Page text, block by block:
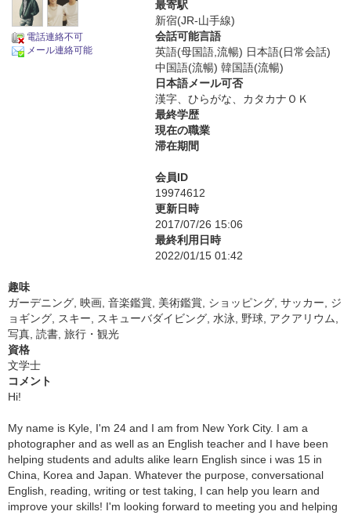
電話連絡不可
メール連絡可能
最寄駅
新宿(JR-山手線)
会話可能言語
英語(母国語,流暢) 日本語(日常会話)
中国語(流暢) 韓国語(流暢)
日本語メール可否
漢字、ひらがな、カタカナＯＫ
最終学歴
現在の職業
滞在期間
会員ID
19974612
更新日時
2017/07/26 15:06
最終利用日時
2022/01/15 01:42
趣味
ガーデニング, 映画, 音楽鑑賞, 美術鑑賞, ショッピング, サッカー, ジ
ョギング, スキー, スキューバダイビング, 水泳, 野球, アクアリウム,
写真, 読書, 旅行・観光
資格
文学士
コメント
Hi!
My name is Kyle, I'm 24 and I am from New York City. I am a
photographer and as well as an English teacher and I have been
helping students and adults alike learn English since i was 15 in
China, Korea and Japan. Whatever the purpose, conversational
English, reading, writing or test taking, I can help you learn and
improve your skills! I'm looking forward to meeting you and helping